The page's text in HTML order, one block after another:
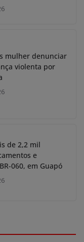
mulher denunciar
violenta por
de 2,2 mil
e
060, em Guapó